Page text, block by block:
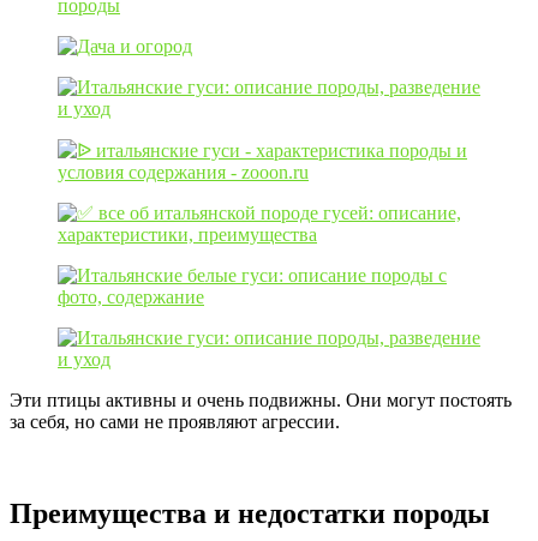
Эти птицы активны и очень подвижны. Они могут постоять
за себя, но сами не проявляют агрессии.
Преимущества и недостатки породы